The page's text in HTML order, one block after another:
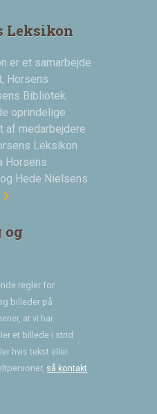
Leksikon
er et samarbejde
Horsens
Bibliotek.
oprindelige
af medarbejdere
Leksikon
Horsens
Hede Nielsens
og
regler for
billeder på
at vi har
et billede i strid
hvis tekst eller
så kontakt